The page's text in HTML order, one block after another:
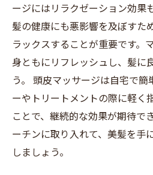
ージにはリラクゼーション効果
髪の健康にも悪影響を及ぼすた
ラックスすることが重要です。
身ともにリフレッシュし、髪に
う。 頭皮マッサージは自宅で
ーやトリートメントの際に軽く
ことで、継続的な効果が期待で
ーチンに取り入れて、美髪を手
しましょう。